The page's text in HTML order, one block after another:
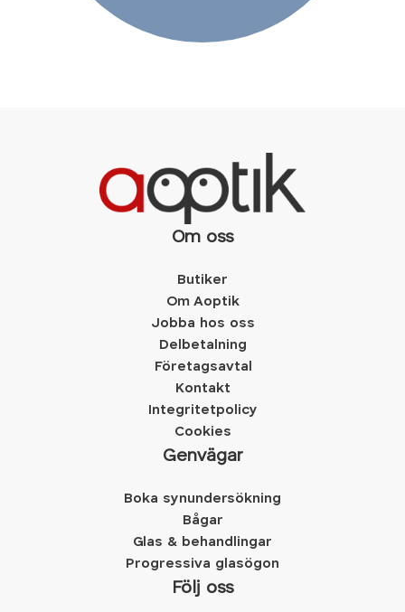
Om oss
Butiker
Om Aoptik
Jobba hos oss
Delbetalning
Företagsavtal
Kontakt
Integritetpolicy
Cookies
Genvägar
Boka synundersökning
Bågar
Glas & behandlingar
Progressiva glasögon
Följ oss